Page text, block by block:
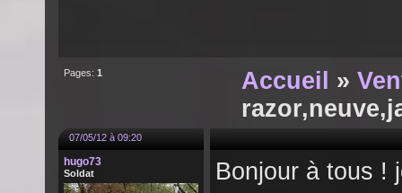
Pages: 1 Accueil »
07/05/12 à 09:20
hugo73
Soldat
Bonjour à tous !